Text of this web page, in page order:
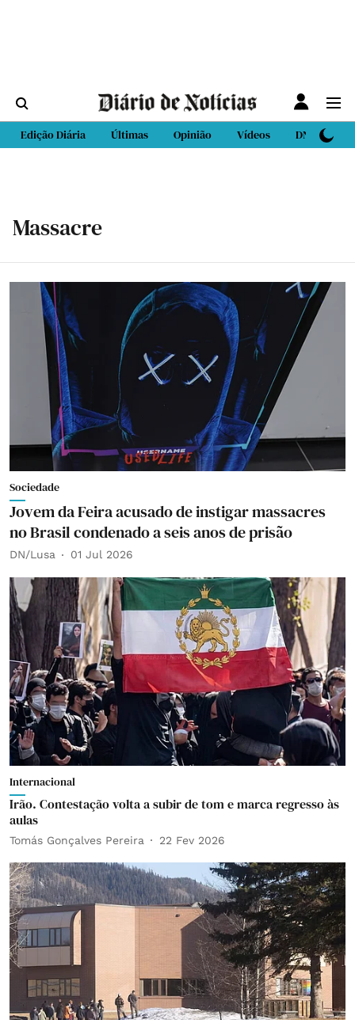
Edição Diária Últimas Opinião Vídeos DN Sport
Massacre
Sociedade
Jovem da Feira acusado de instigar massacres
no Brasil condenado a seis anos de prisão
DN/Lusa 01 Jul 2026
Internacional
Irão. Contestação volta a subir de tom e marca regresso às
aulas
Tomás Gonçalves Pereira 22 Fev 2026